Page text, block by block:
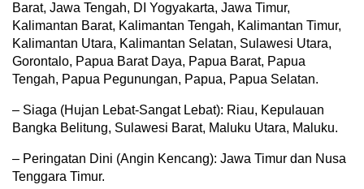
Barat, Jawa Tengah, DI Yogyakarta, Jawa Timur,
Kalimantan Barat, Kalimantan Tengah, Kalimantan Timur,
Kalimantan Utara, Kalimantan Selatan, Sulawesi Utara,
Gorontalo, Papua Barat Daya, Papua Barat, Papua
Tengah, Papua Pegunungan, Papua, Papua Selatan.
– Siaga (Hujan Lebat-Sangat Lebat): Riau, Kepulauan
Bangka Belitung, Sulawesi Barat, Maluku Utara, Maluku.
– Peringatan Dini (Angin Kencang): Jawa Timur dan Nusa
Tenggara Timur.